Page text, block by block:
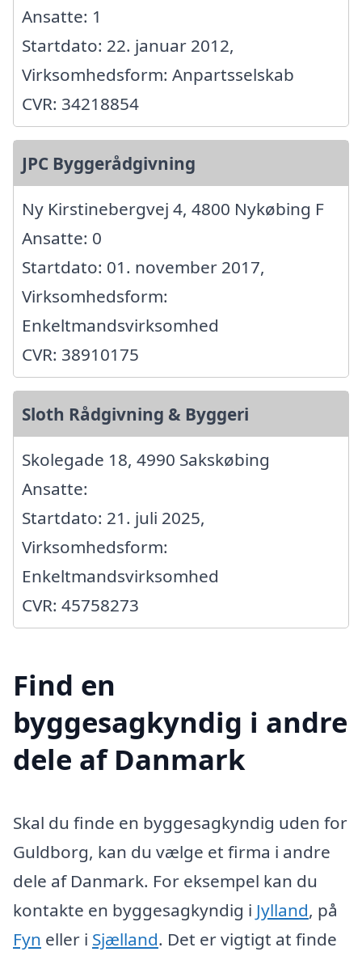
Ansatte: 1
Startdato: 22. januar 2012,
Virksomhedsform: Anpartsselskab
CVR: 34218854
JPC Byggerådgivning
Ny Kirstinebergvej 4, 4800 Nykøbing F
Ansatte: 0
Startdato: 01. november 2017,
Virksomhedsform:
Enkeltmandsvirksomhed
CVR: 38910175
Sloth Rådgivning & Byggeri
Skolegade 18, 4990 Sakskøbing
Ansatte:
Startdato: 21. juli 2025,
Virksomhedsform:
Enkeltmandsvirksomhed
CVR: 45758273
Find en
byggesagkyndig i andre
dele af Danmark
Skal du finde en byggesagkyndig uden for
Guldborg, kan du vælge et firma i andre
dele af Danmark. For eksempel kan du
kontakte en byggesagkyndig i Jylland, på
Fyn eller i Sjælland. Det er vigtigt at finde